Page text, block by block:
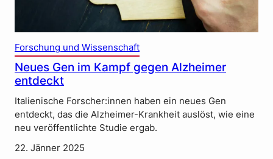
Forschung und Wissenschaft
Neues Gen im Kampf gegen Alzheimer
entdeckt
Italienische Forscher:innen haben ein neues Gen
entdeckt, das die Alzheimer-Krankheit auslöst, wie eine
neu veröffentlichte Studie ergab.
22. Jänner 2025